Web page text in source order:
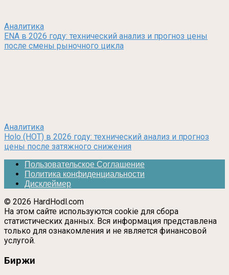
Аналитика
ENA в 2026 году: технический анализ и прогноз цены
после смены рыночного цикла
Аналитика
Holo (HOT) в 2026 году: технический анализ и прогноз
цены после затяжного снижения
Пользовательское Соглашение
Политика конфиденциальности
Дисклеймер
© 2026 HardHodl.com
На этом сайте используются cookie для сбора
статистических данных. Вся информация представлена
только для ознакомления и не является финансовой
услугой.
Биржи